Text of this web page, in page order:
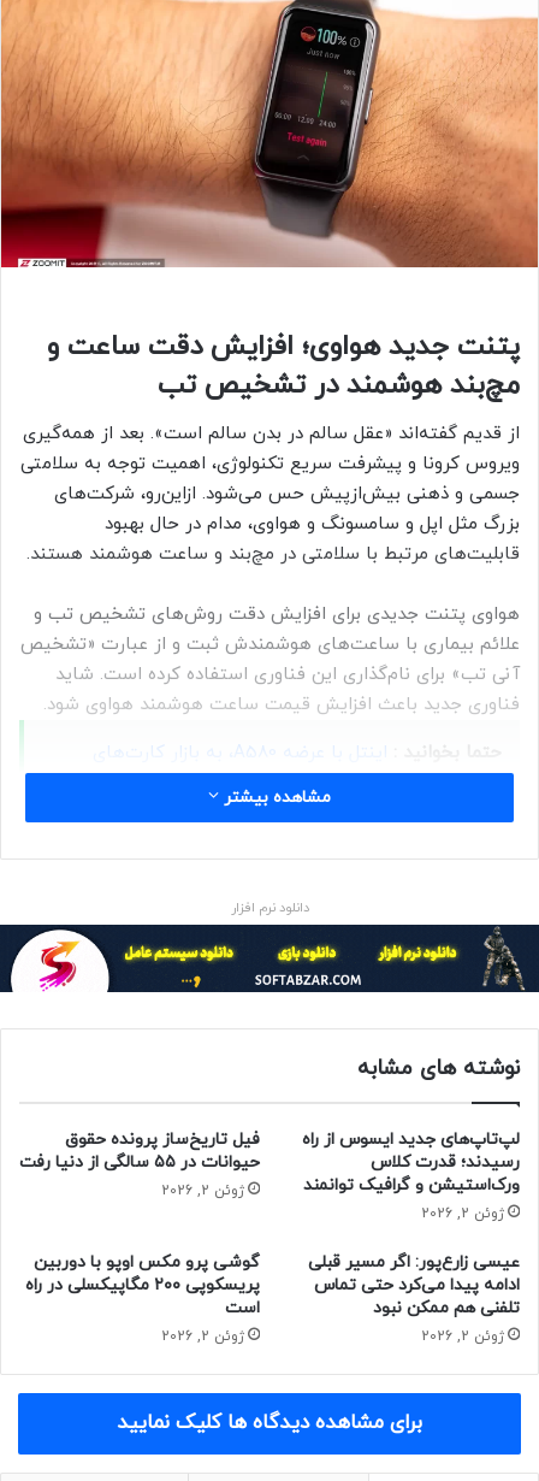
پتنت جدید هواوی؛ افزایش دقت ساعت و
مچ‌بند هوشمند در تشخیص تب
از قدیم گفته‌اند «عقل سالم در بدن سالم است». بعد از همه‌گیری
ویروس کرونا و پیشرفت سریع تکنولوژی، اهمیت توجه به سلامتی
جسمی و ذهنی بیش‌از‌پیش حس می‌شود. ازاین‌رو، شرکت‌های
بزرگ مثل اپل و سامسونگ و هواوی، مدام در حال بهبود
قابلیت‌های مرتبط با سلامتی در مچ‌بند و ساعت هوشمند هستند.
هواوی پتنت جدیدی برای افزایش دقت روش‌های تشخیص تب و
علائم بیماری با ساعت‌های هوشمندش ثبت و از عبارت «تشخیص
آنی تب» برای نام‌گذاری این فناوری استفاده کرده است. شاید
فناوری جدید باعث افزایش قیمت ساعت هوشمند هواوی شود.
حتما بخوانید :
اینتل با عرضه A580، به بازار کارت‌های
گرافیک اقتصادی هجوم برد
فناوری
مشاهده بیشتر
دانلود نرم افزار
نوشته های مشابه
لپ‌تاپ‌های جدید ایسوس از راه
رسیدند؛ قدرت کلاس
ورک‌استیشن و گرافیک توانمند
ژوئن 2, 2026
فیل تاریخ‌ساز پرونده حقوق
حیوانات در ۵۵ سالگی از دنیا رفت
ژوئن 2, 2026
عیسی زارع‌پور: اگر مسیر قبلی
ادامه پیدا می‌کرد حتی تماس
تلفنی هم ممکن نبود
ژوئن 2, 2026
گوشی پرو مکس اوپو با دوربین
پریسکوپی ۲۰۰ مگاپیکسلی در راه
است
ژوئن 2, 2026
برای مشاهده دیدگاه ها کلیک نمایید